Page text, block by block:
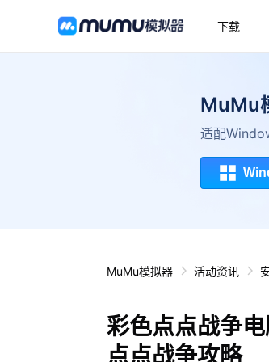
下载
MuMu
适配
MuMu模拟器 活动资讯
彩色点点战争
点点战争攻略